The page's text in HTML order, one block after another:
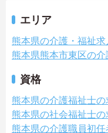
エリア
熊本県の介護・福祉求
熊本県熊本市東区の介
資格
熊本県の介護福祉士の
熊本県の社会福祉士の
熊本県の介護職員初